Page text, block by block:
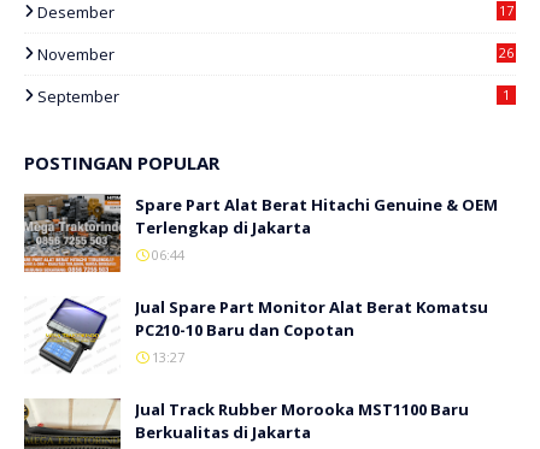
Desember 17
November 26
September 1
POSTINGAN POPULAR
Spare Part Alat Berat Hitachi Genuine & OEM
Terlengkap di Jakarta
06:44
Jual Spare Part Monitor Alat Berat Komatsu
PC210-10 Baru dan Copotan
13:27
Jual Track Rubber Morooka MST1100 Baru
Berkualitas di Jakarta